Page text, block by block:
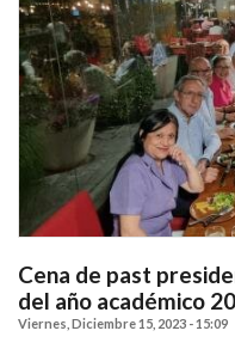
Cena de past
del año académico
Viernes, Diciembre 15, 2023 - 15:09